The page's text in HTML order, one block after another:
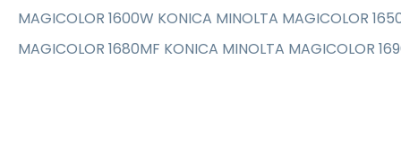
MAGICOLOR 1600W KONICA MINOLTA MAGICOLOR
MAGICOLOR 1680MF KONICA MINOLTA MAGICOLOR